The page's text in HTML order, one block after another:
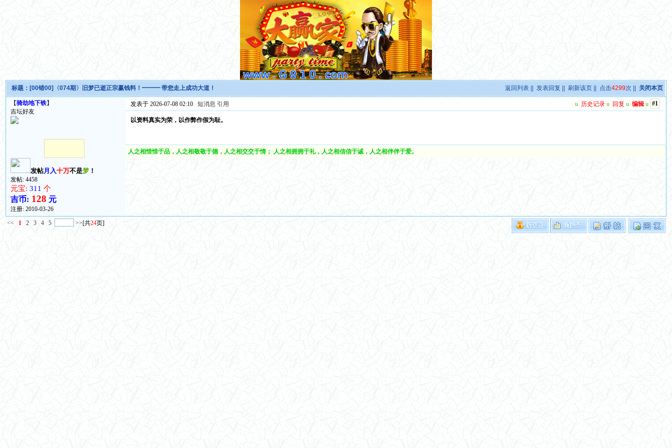
返回列表 ||发表回复 ||刷新该页 || 点击4299次 || 关闭本页
标题： [00错00]〈074期〉旧梦已逝正宗赢钱料！━━━ 带您走上成功大道！
【骑劫地下铁】
吉坛好友
发帖月入十万不是梦 ！
发帖: 4458
元宝: 311个
吉币: 128 元
注册:2010-03-26
#1
u 历史记录 u 回复 u 编辑 u
发表于 2026-07-08 02:10短消息 引用
以资料真实为荣，以作弊作假为耻。
人之相惜惜于品，人之相敬敬于德，人之相交交于情； 人之相拥拥于礼，人之相信信于诚，人之相伴伴于爱。
<< 1 2 3 4 5 >>[共24页]